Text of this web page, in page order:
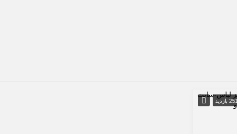
251 بازدید